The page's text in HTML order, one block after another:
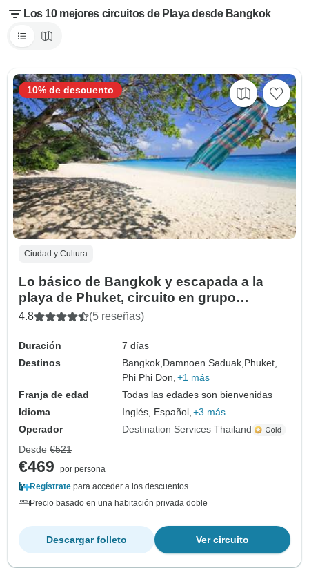
Los 10 mejores circuitos de Playa desde Bangkok
Ciudad y Cultura
Lo básico de Bangkok y escapada a la
playa de Phuket, circuito en grupo
pequeño
4.8 (5 reseñas)
Duración
7 días
Destinos
Bangkok, Damnoen Saduak, Phuket,
Phi Phi Don, +1 más
Franja de edad
Todas las edades son bienvenidas
Idioma
Inglés, Español, +3 más
Operador
Destination Services Thailand
10% de descuento
Desde €521
€469
por persona
Regístrate para acceder a los descuentos
Precio basado en una habitación privada doble
Ver circuito
Descargar folleto